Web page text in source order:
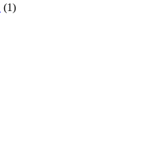
(1)